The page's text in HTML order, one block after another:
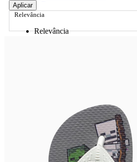
Aplicar
Relevância
Relevância
Preço Crescente
Preço Decrescente
Nome do Produto A - Z
Nome do Produto Z - A